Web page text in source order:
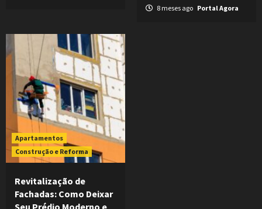
8 meses ago Portal Agora
Apartamentos
Construção e Reforma
Revitalização de
Fachadas: Como Deixar
Seu Prédio Moderno e